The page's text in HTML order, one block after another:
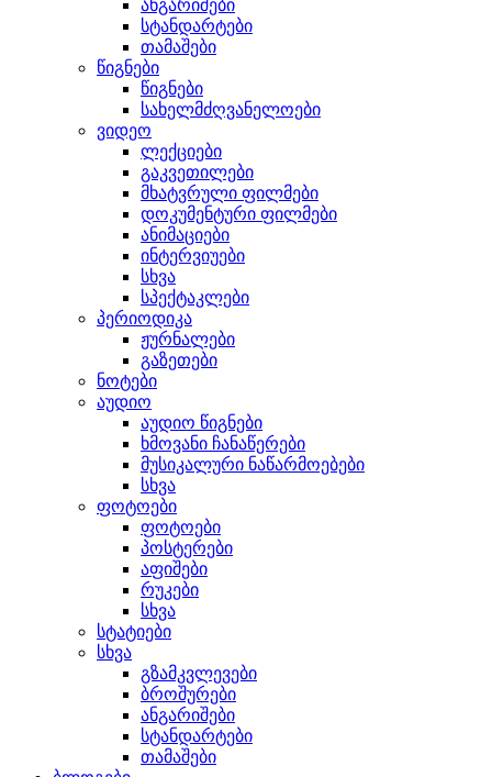
ანგარიშები
სტანდარტები
თამაშები
წიგნები
წიგნები
სახელმძღვანელოები
ვიდეო
ლექციები
გაკვეთილები
მხატვრული ფილმები
დოკუმენტური ფილმები
ანიმაციები
ინტერვიუები
სხვა
სპექტაკლები
პერიოდიკა
ჟურნალები
გაზეთები
ნოტები
აუდიო
აუდიო წიგნები
ხმოვანი ჩანაწერები
მუსიკალური ნაწარმოებები
სხვა
ფოტოები
ფოტოები
პოსტერები
აფიშები
რუკები
სხვა
სტატიები
სხვა
გზამკვლევები
ბროშურები
ანგარიშები
სტანდარტები
თამაშები